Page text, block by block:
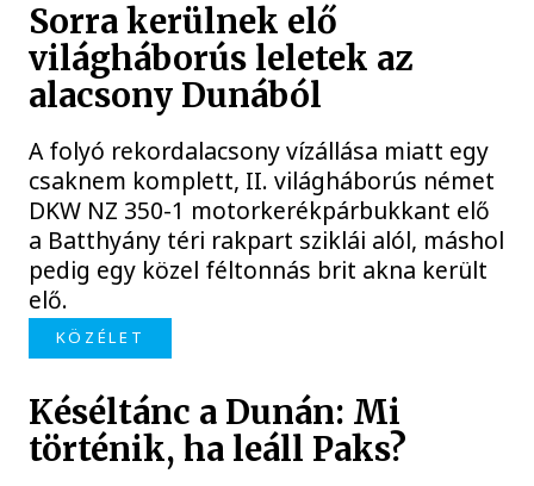
Sorra kerülnek elő
világháborús leletek az
alacsony Dunából
A folyó rekordalacsony vízállása miatt egy
csaknem komplett, II. világháborús német
DKW NZ 350-1 motorkerékpárbukkant elő
a Batthyány téri rakpart sziklái alól, máshol
pedig egy közel féltonnás brit akna került
elő.
KÖZÉLET
Késéltánc a Dunán: Mi
történik, ha leáll Paks?